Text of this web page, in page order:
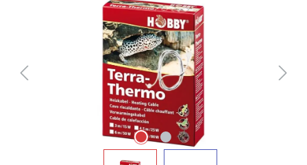
Bildergalerie überspringen